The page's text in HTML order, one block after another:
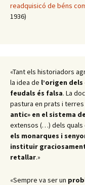
readquisicó de béns
1936)
«Tant els historiadors
la idea de l’origen
feudals és falsa. La
pastura en prats i
antic» en el sistema
extensos (…) dels quals
els monarques i
instituir
retallar.»
«Sempre va ser un